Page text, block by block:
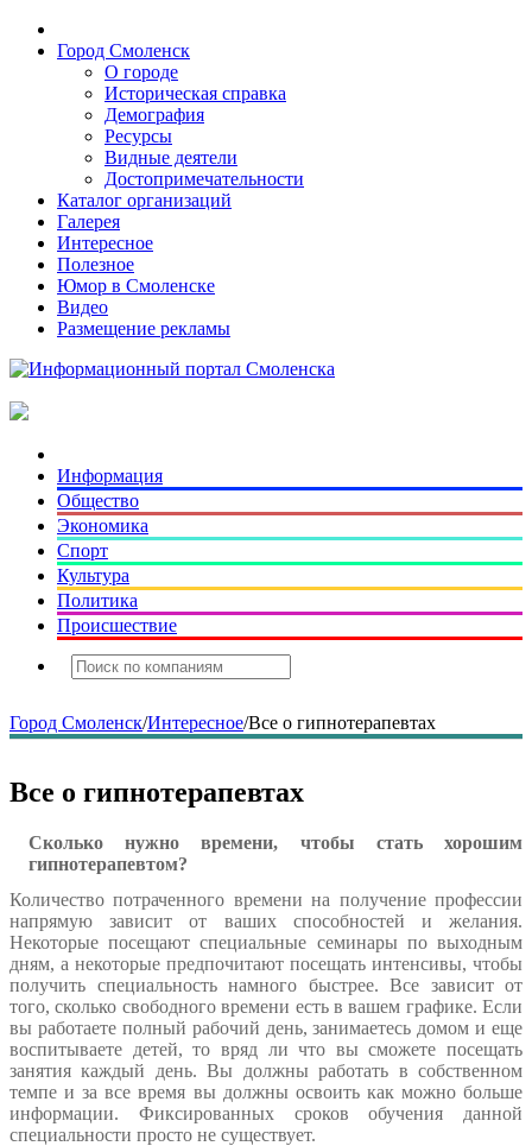
Город Смоленск
О городе
Историческая справка
Демография
Ресурсы
Видные деятели
Достопримечательности
Каталог организаций
Галерея
Интересное
Полезное
Юмор в Смоленске
Видео
Размещение рекламы
Информация
Общество
Экономика
Спорт
Культура
Политика
Происшествие
Город Смоленск/Интересное/Все о гипнотерапевтах
Все о гипнотерапевтах
Сколько нужно времени, чтобы стать хорошим
гипнотерапевтом?
Количество потраченного времени на получение профессии
напрямую зависит от ваших способностей и желания.
Некоторые посещают специальные семинары по выходным
дням, а некоторые предпочитают посещать интенсивы, чтобы
получить специальность намного быстрее. Все зависит от
того, сколько свободного времени есть в вашем графике. Если
вы работаете полный рабочий день, занимаетесь домом и еще
воспитываете детей, то вряд ли что вы сможете посещать
занятия каждый день. Вы должны работать в собственном
темпе и за все время вы должны освоить как можно больше
информации. Фиксированных сроков обучения данной
специальности просто не существует.